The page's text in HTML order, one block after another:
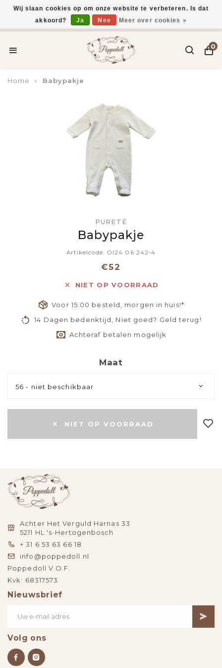
Voor 15:00 uur besteld, vandaag verzonden*
0
Home Babypakje
PURETÉ
Babypakje
Artikelcode: OI24 06 242-4
€52
NIET OP VOORRAAD
Voor 15:00 besteld, morgen in huis!*
14 Dagen bedenktijd, Niet goed? Geld terug!
Achteraf betalen mogelijk
Maat
56 - niet beschikbaar
NIET OP VOORRAAD
Achter Het Verguld Harnas 33
5211 HL 's-Hertogenbosch
+ 31 6 53 63 66 18
info@poppedoll.nl
Poppedoll V.O.F.
Kvk: 68317573
Nieuwsbrief
Volg ons
Wij slaan cookies op om onze website te verbeteren. Is dat
akkoord?
Ja Nee Meer over cookies »